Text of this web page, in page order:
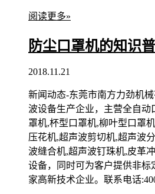
阅读更多»
防尘口罩机的知识
2018.11.21
新闻动态-东莞市南方力劲机
波设备生产企业，主营全自动
罩机,杯型口罩机,柳叶型口罩
压花机,超声波剪切机,超声波
波缝合机,超声波钉珠机,皮革
设备，同时可为客户提供非标
家高新技术企业。联系电话